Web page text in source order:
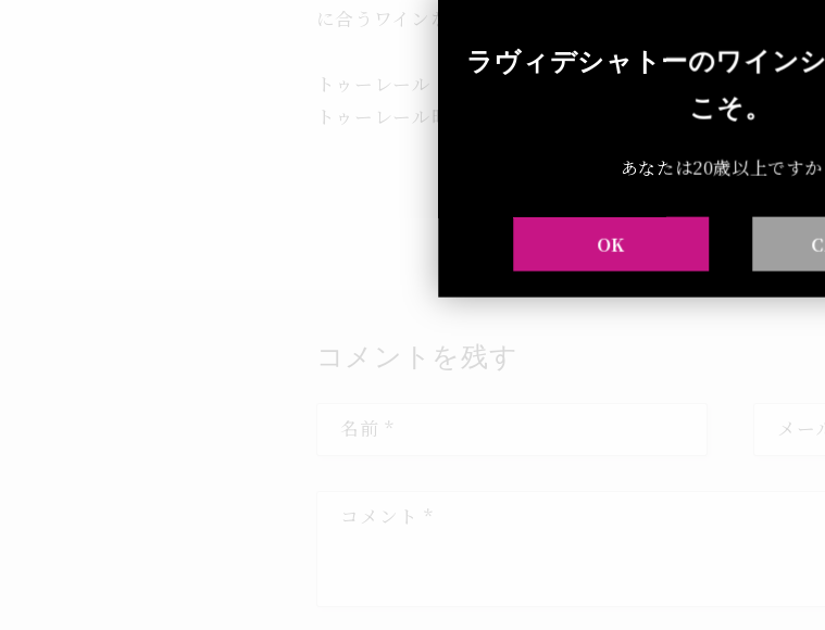
に合うワインなど。皆様の健康と幸せを願って！
トゥーレール・ジャポン株式会社
トゥーレール晴美
コメントを残す
名前 * メー
コメント *
ラヴィデシャトーのワイン
こそ。
あなたは20歳以上ですか
OK